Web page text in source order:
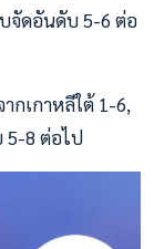
บจัดอันดับ 5-6 ต่อ
กเกาหลีใต้ 1-6,
5-8 ต่อไป